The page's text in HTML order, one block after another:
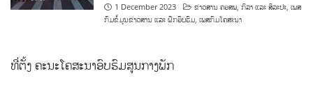
1 December 2023 ຂ່າວສານ ຄອສພ ,ກິລາ ແລະ ສິລະປະ ,ເພສ
ກົມຂໍ້ມູນຂ່າວສານ ແລະ ຝຶກອົບຮົມ ,ເພສກົມໂຄສະນາ
ທີ່ຕັ້ງ ຄະນະໂຄສະນາອົບຮົມສູນກາງພັກ